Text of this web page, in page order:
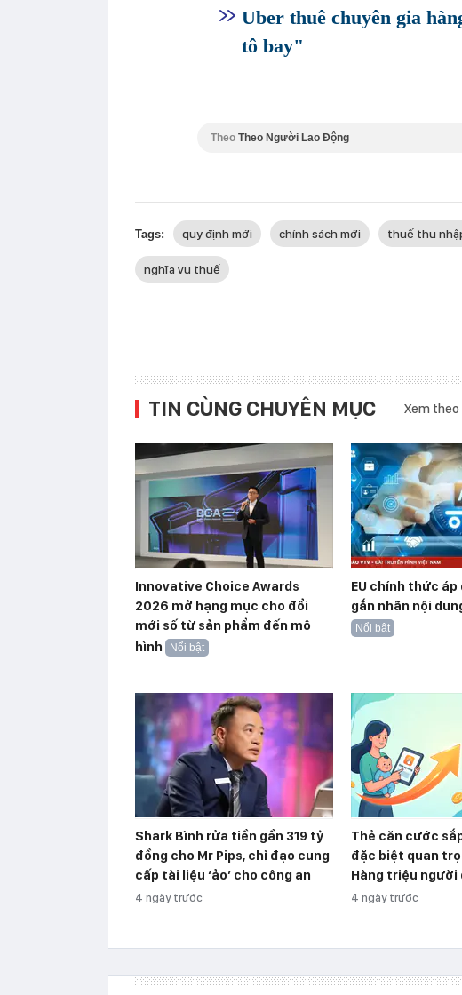
Uber thuê chuyên gia
tô bay"
Theo Theo Người Lao Động
Tags: quy định mới chính sách mới thuế thu
nghĩa vụ thuế
TIN CÙNG CHUYÊN MỤC Xem theo
Innovative Choice Awards
2026 mở hạng mục cho đổi
mới số từ sản phẩm đến mô
hình
Nổi bật
EU chính thức áp
gắn nhãn nội
Nổi bật
Shark Bình rửa tiền gần 319 tỷ
đồng cho Mr Pips, chỉ đạo cung
cấp tài liệu ‘ảo’ cho công an
4 ngày trước
Thẻ căn cước
đặc biệt quan
Hàng triệu người
4 ngày trước